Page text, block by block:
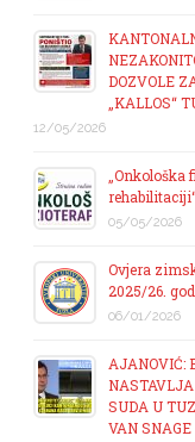
DOZVOLE
„KALLOS“
12/05/2026
05/05/2026
Ovjera
2025/26.
06/01/2026
AJANOVIĆ:
SUDA U
VAN SNAGE